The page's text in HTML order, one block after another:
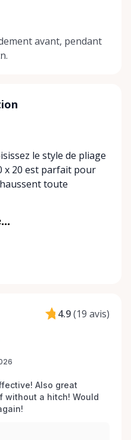
avant, pendant
le style de pliage
x 20 est parfait pour
toute
4.9(19 avis)
Also great
without a hitch! Would